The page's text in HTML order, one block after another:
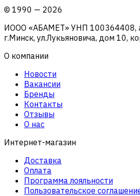
© 1990 — 2026
ИООО «АБАМЕТ» УНП 100364408,
г.Минск, ул.Лукьяновича, дом 10,
О компании
Новости
Вакансии
Бренды
Контакты
Отзывы
О нас
Интернет-магазин
Доставка
Оплата
Программа лояльности
Пользовательское